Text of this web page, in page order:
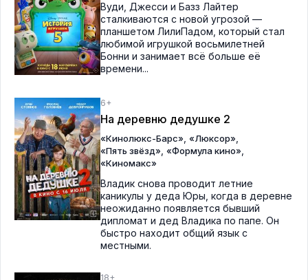
Вуди, Джесси и Базз Лайтер
сталкиваются с новой угрозой —
планшетом ЛилиПадом, который стал
любимой игрушкой восьмилетней
Бонни и занимает всё больше её
времени...
6+
На деревню дедушке 2
«Кинолюкс-Барс» «Люксор»
«Пять звёзд» «Формула кино»
«Киномакс»
Владик снова проводит летние
каникулы у деда Юры, когда в деревне
неожиданно появляется бывший
дипломат и дед Владика по папе. Он
быстро находит общий язык с
местными.
18+